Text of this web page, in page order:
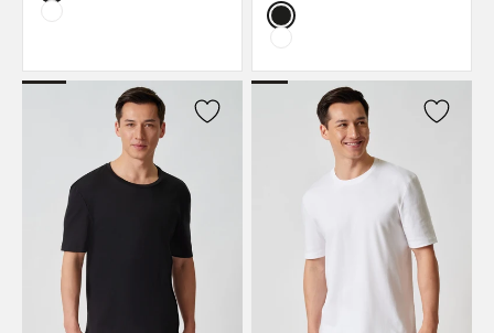
Color: